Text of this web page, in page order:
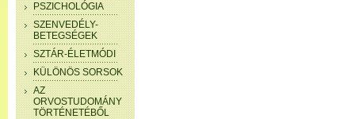
PSZICHOLÓGIA
SZENVEDÉLY-
BETEGSÉGEK
SZTÁR-ÉLETMÓDI
KÜLÖNÖS SORSOK
AZ
ORVOSTUDOMÁNY
TÖRTÉNETÉBŐL